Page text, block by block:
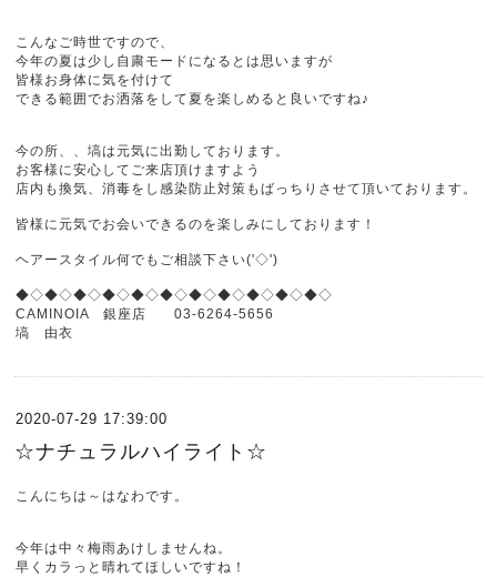
こんなご時世ですので、
今年の夏は少し自粛モードになるとは思いますが
皆様お身体に気を付けて
できる範囲でお洒落をして夏を楽しめると良いですね♪
今の所、、塙は元気に出勤しております。
お客様に安心してご来店頂けますよう
店内も換気、消毒をし感染防止対策もばっちりさせて頂いております。
皆様に元気でお会いできるのを楽しみにしております！
ヘアースタイル何でもご相談下さい('◇')ゞ
◆◇◆◇◆◇◆◇◆◇◆◇◆◇◆◇◆◇◆◇◆◇
CAMINOIA 銀座店 03-6264-5656
塙 由衣
2020-07-29 17:39:00
☆ナチュラルハイライト☆
こんにちは～はなわです。
今年は中々梅雨あけしませんね。
早くカラっと晴れてほしいですね！